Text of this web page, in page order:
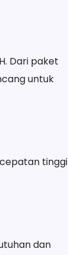
Dari paket
untuk
tinggi
dan